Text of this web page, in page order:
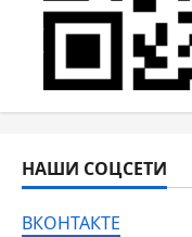
НАШИ СОЦСЕТИ
ВКОНТАКТЕ